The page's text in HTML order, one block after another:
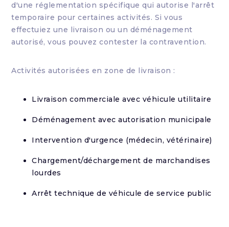
d'une réglementation spécifique qui autorise l'arrêt
temporaire pour certaines activités. Si vous
effectuiez une livraison ou un déménagement
autorisé, vous pouvez contester la contravention.
Activités autorisées en zone de livraison :
Livraison commerciale avec véhicule utilitaire
Déménagement avec autorisation municipale
Intervention d'urgence (médecin, vétérinaire)
Chargement/déchargement de marchandises
lourdes
Arrêt technique de véhicule de service public